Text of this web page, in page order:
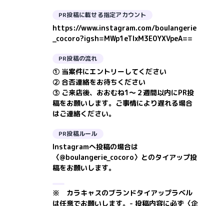
PR投稿に載せる指定アカウント
https://www.instagram.com/boulangerie
_cocoro?igsh=MWp1eTlxM3E0YXVpeA==
PR投稿の流れ
① 当案件にエントリーしてください
② 合否連絡をお待ちください
③ ご来店後、おおむね1〜２週間以内にPR投
稿をお願いします。ご事情により遅れる場合
はご連絡ください。
PR投稿ルール
Instagramへ投稿の場合は
〈@boulangerie_cocoro〉とのタイアップ投
稿をお願いします。
※ カラキャスのブランドタイアップラベル
は任意でお願いします。- 投稿内容に必ず〈企